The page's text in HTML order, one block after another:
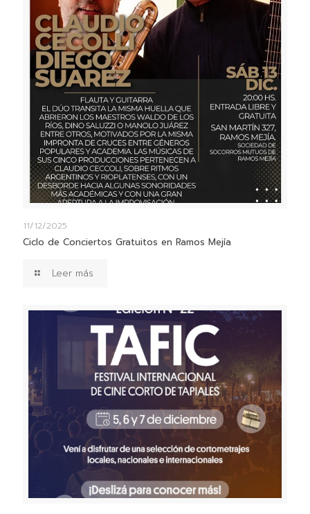
11/12/2025
Ciclo de Conciertos Gratuitos en Ramos Mejía
Leer más